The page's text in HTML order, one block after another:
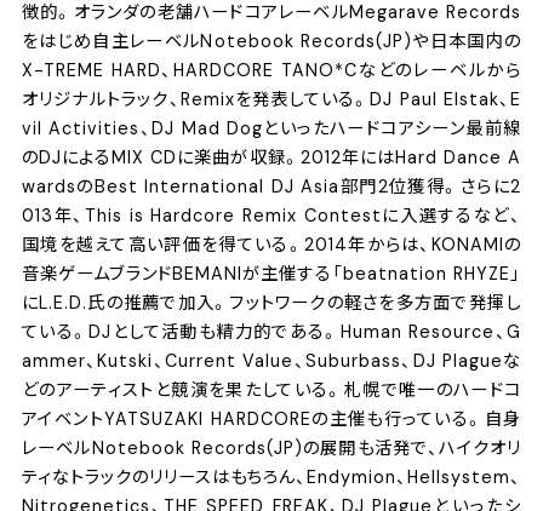
徴的。オランダの老舗ハードコアレーベルMegarave Records
をはじめ自主レーベルNotebook Records(JP)や日本国内の
X-TREME HARD、HARDCORE TANO*Cなどのレーベルから
オリジナルトラック、Remixを発表している。DJ Paul Elstak、E
vil Activities、DJ Mad Dogといったハードコアシーン最前線
のDJによるMIX CDに楽曲が収録。2012年にはHard Dance A
wardsのBest International DJ Asia部門2位獲得。さらに2
013年、This is Hardcore Remix Contestに入選するなど、
国境を越えて高い評価を得ている。2014年からは、KONAMIの
音楽ゲームブランドBEMANIが主催する「beatnation RHYZE」
にL.E.D.氏の推薦で加入。フットワークの軽さを多方面で発揮し
ている。DJとして活動も精力的である。Human Resource、G
ammer、Kutski、Current Value、Suburbass、DJ Plagueな
どのアーティストと競演を果たしている。札幌で唯一のハードコ
アイベントYATSUZAKI HARDCOREの主催も行っている。自身
レーベルNotebook Records(JP)の展開も活発で、ハイクオリ
ティなトラックのリリースはもちろん、Endymion、Hellsystem、
Nitrogenetics、THE SPEED FREAK、DJ Plagueといったシ